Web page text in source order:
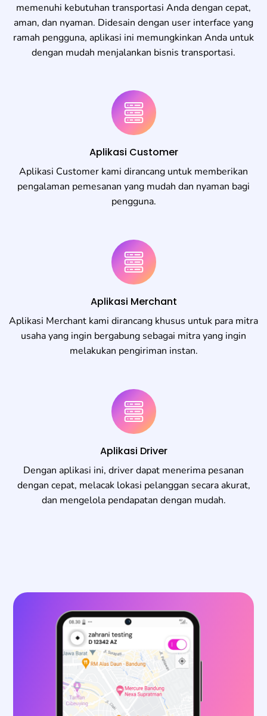
memenuhi kebutuhan transportasi Anda dengan cepat,
aman, dan nyaman. Didesain dengan user interface yang
ramah pengguna, aplikasi ini memungkinkan Anda untuk
dengan mudah menjalankan bisnis transportasi.
Aplikasi Customer
Aplikasi Customer kami dirancang untuk memberikan
pengalaman pemesanan yang mudah dan nyaman bagi
pengguna.
Aplikasi Merchant
Aplikasi Merchant kami dirancang khusus untuk para mitra
usaha yang ingin bergabung sebagai mitra yang ingin
melakukan pengiriman instan.
Aplikasi Driver
Dengan aplikasi ini, driver dapat menerima pesanan
dengan cepat, melacak lokasi pelanggan secara akurat,
dan mengelola pendapatan dengan mudah.